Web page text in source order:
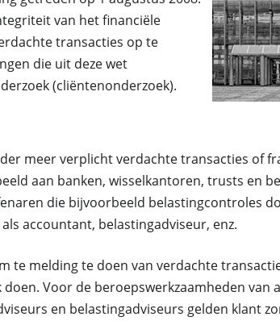
van het financiële
transacties op te
die uit deze wet
(cliëntenonderzoek).
meer verplicht verdachte transacties of
aan banken, wisselkantoren, trusts en
die bijvoorbeeld belastingcontroles
accountant, belastingadviseur, enz.
te melding te doen van verdachte
doen. Voor de beroepswerkzaamheden van
en belastingadviseurs gelden klant